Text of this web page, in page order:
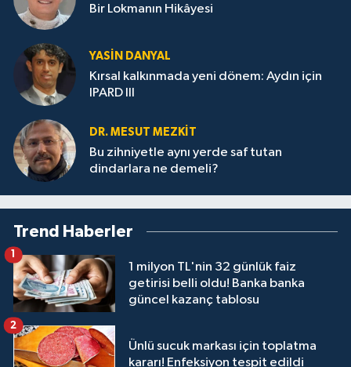
Bir Lokmanın Hikâyesi
YASIN DANYAL
Kırsal kalkınmada yeni dönem: Aydın için
IPARD III
DR. MESUT MEZKIT
Bu zihniyetle aynı yerde saf tutan
dindarlara ne demeli?
Trend Haberler
1 milyon TL'nin 32 günlük faiz
getirisi belli oldu! Banka banka
güncel kazanç tablosu
1
Ünlü sucuk markası için toplatma
kararı! Enfeksiyon tespit edildi
2